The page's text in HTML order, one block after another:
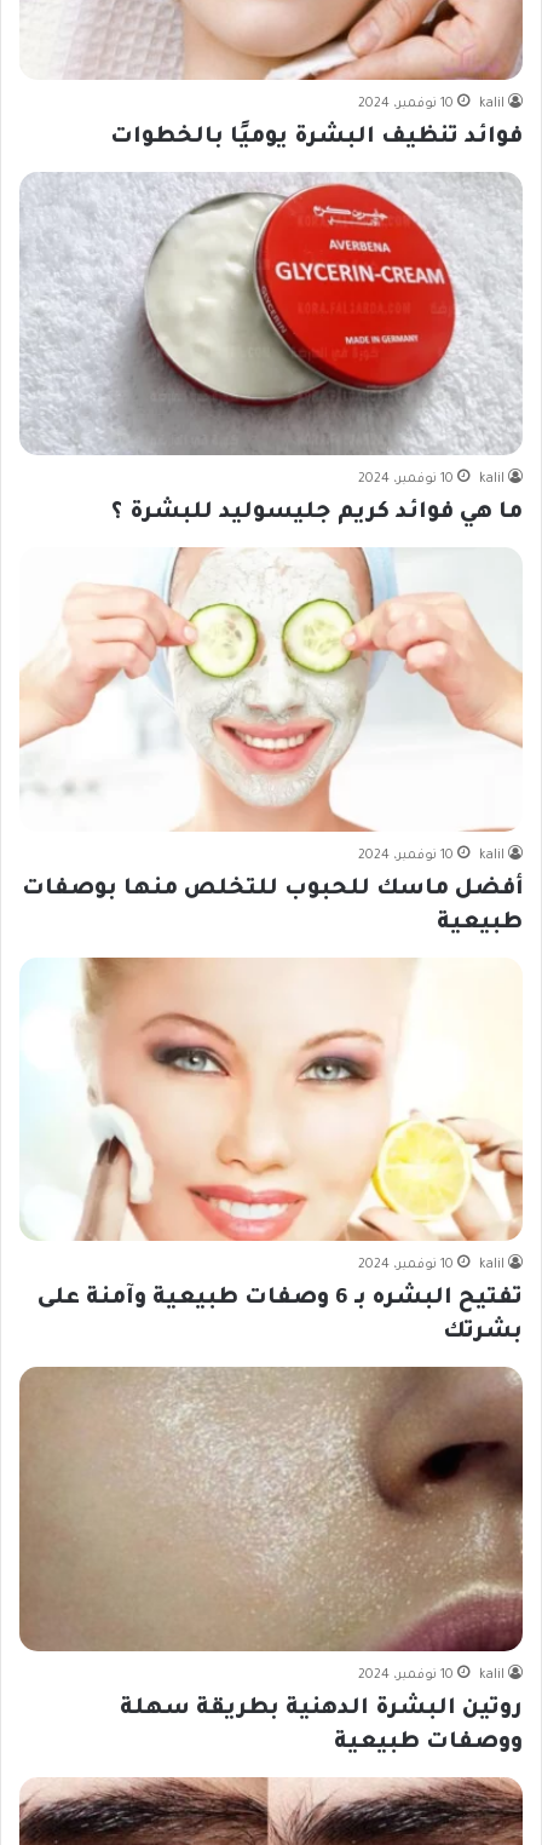
kalil 10 نوفمبر، 2024
فوائد تنظيف البشرة يوميًا بالخطوات
kalil 10 نوفمبر، 2024
ما هي فوائد كريم جليسوليد للبشرة ؟
kalil 10 نوفمبر، 2024
أفضل ماسك للحبوب للتخلص منها بوصفات
طبيعية
kalil 10 نوفمبر، 2024
تفتيح البشره بـ 6 وصفات طبيعية وآمنة على
بشرتك
kalil 10 نوفمبر، 2024
روتين البشرة الدهنية بطريقة سهلة
ووصفات طبيعية